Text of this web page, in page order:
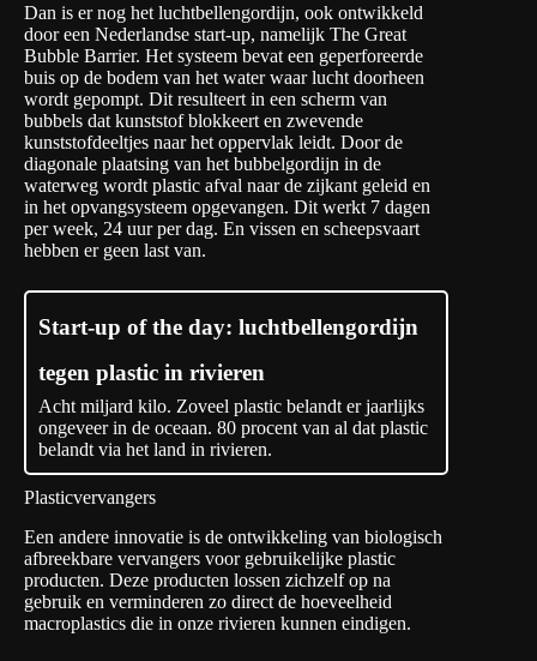
Dan is er nog het luchtbellengordijn, ook ontwikkeld
door een Nederlandse start-up, namelijk The Great
Bubble Barrier. Het systeem bevat een geperforeerde
buis op de bodem van het water waar lucht doorheen
wordt gepompt. Dit resulteert in een scherm van
bubbels dat kunststof blokkeert en zwevende
kunststofdeeltjes naar het oppervlak leidt. Door de
diagonale plaatsing van het bubbelgordijn in de
waterweg wordt plastic afval naar de zijkant geleid en
in het opvangsysteem opgevangen. Dit werkt 7 dagen
per week, 24 uur per dag. En vissen en scheepsvaart
hebben er geen last van.
Start-up of the day: luchtbellengordijn
tegen plastic in rivieren
Acht miljard kilo. Zoveel plastic belandt er jaarlijks
ongeveer in de oceaan. 80 procent van al dat plastic
belandt via het land in rivieren.
Plasticvervangers
Een andere innovatie is de ontwikkeling van biologisch
afbreekbare vervangers voor gebruikelijke plastic
producten. Deze producten lossen zichzelf op na
gebruik en verminderen zo direct de hoeveelheid
macroplastics die in onze rivieren kunnen eindigen.